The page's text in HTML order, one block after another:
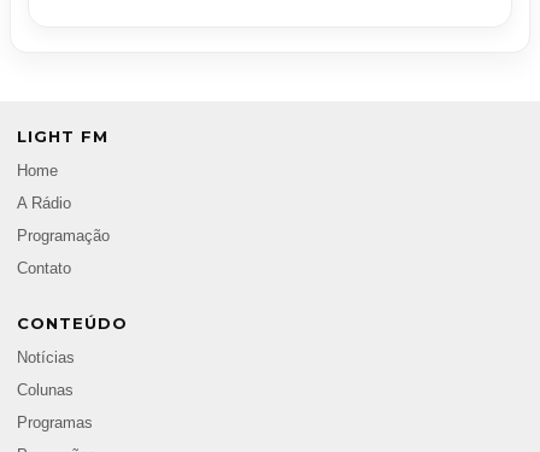
LIGHT FM
Home
A Rádio
Programação
Contato
CONTEÚDO
Notícias
Colunas
Programas